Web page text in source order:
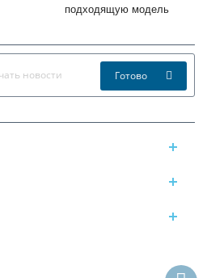
подходящую модель
Готово